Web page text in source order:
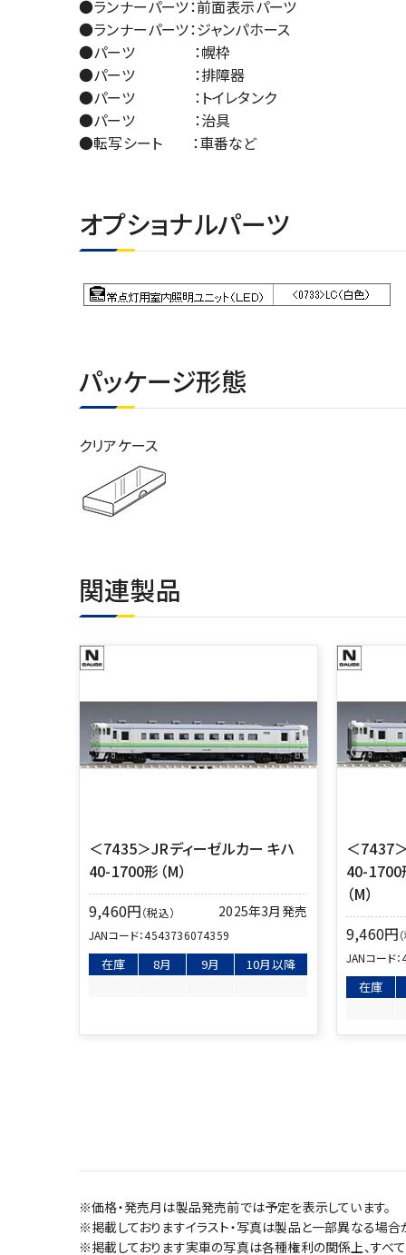
●ランナーパーツ：前面表示パーツ
●ランナーパーツ：ジャンパホース
●パーツ ：幌枠
●パーツ ：排障器
●パーツ ：トイレタンク
●パーツ ：治具
●転写シート ：車番など
オプショナルパーツ
パッケージ形態
クリアケース
関連製品
＜7435＞JRディーゼルカー キハ
40-1700形（M）
9,460円（税込） 2025年3月発売
JANコード：4543736074359
在庫 8月 9月 10月以降
＜7437
40-1700
（M）
9,460円
JANコード：
在庫
※価格・発売月は製品発売前では予定を表示しています。
※掲載しておりますイラスト・写真は製品と一部異なる場合
※掲載しております実車の写真は各種権利の関係上、すべ